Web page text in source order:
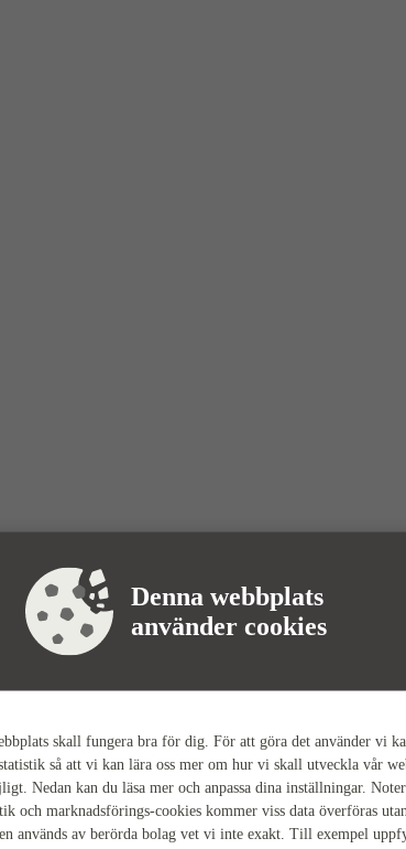
Denna webbplats
använder cookies
skall fungera bra för dig. För att göra det använder vi
så att vi kan lära oss mer om hur vi skall utveckla vår
Nedan kan du läsa mer och anpassa dina inställningar.
och marknadsförings-cookies kommer viss data överföras
används av berörda bolag vet vi inte exakt. Till exempel